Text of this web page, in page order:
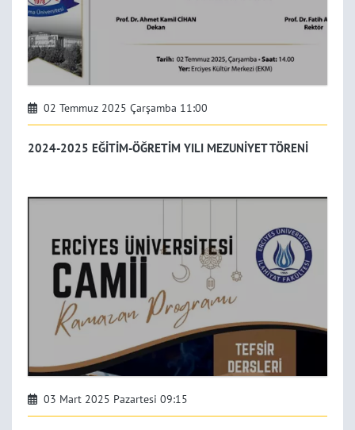
02 Temmuz 2025 Çarşamba 11:00
2024-2025 EĞİTİM-ÖĞRETİM YILI MEZUNİYET TÖRENİ
03 Mart 2025 Pazartesi 09:15